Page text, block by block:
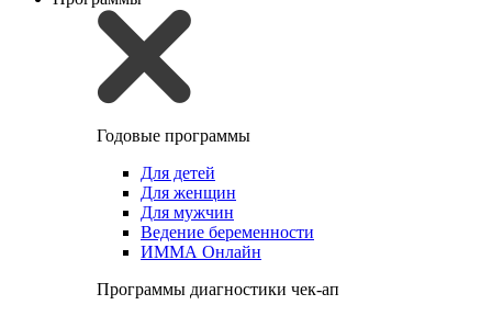
Годовые программы
Для детей
Для женщин
Для мужчин
Ведение беременности
ИММА Онлайн
Программы диагностики чек-ап